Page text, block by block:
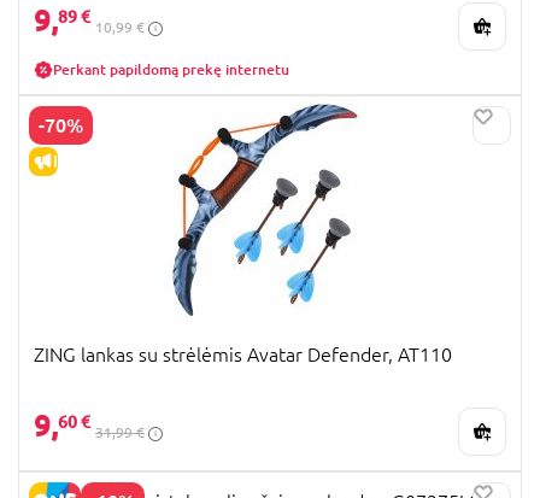
9,89 €
10,99 €
Perkant papildomą prekę internetu
-70%
IŠPARDAVIMAS
ZING lankas su strėlėmis Avatar Defender, AT110
9,60 €
31,99 €